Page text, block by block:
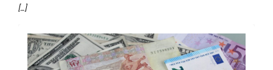
[…]